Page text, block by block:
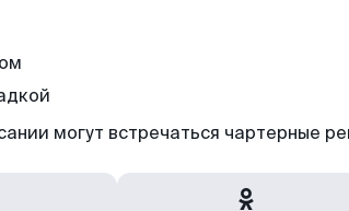
могут встречаться чартерные